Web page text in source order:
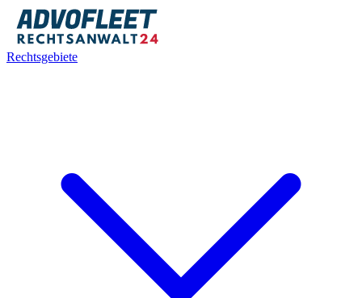
Rechtsgebiete